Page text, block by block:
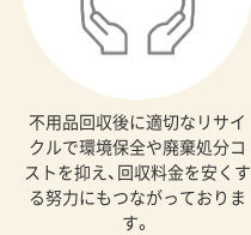
不用品回収後に適切なリサイ
クルで環境保全や廃棄処分コ
ストを抑え、回収料金を安くす
る努力にもつながっておりま
す。